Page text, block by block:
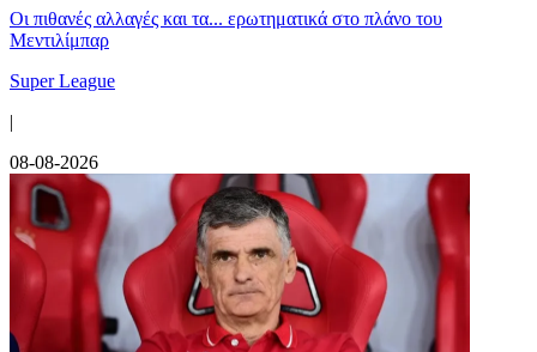
Οι πιθανές αλλαγές και τα... ερωτηματικά στο πλάνο του
Μεντιλίμπαρ
Super League
|
08-08-2026